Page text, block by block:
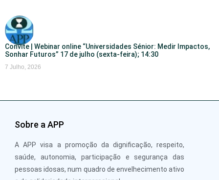
Convite | Webinar online “Universidades Sénior: Medir Impactos,
Sonhar Futuros” 17 de julho (sexta-feira); 14:30
7 Julho, 2026
Sobre a APP
A APP visa a promoção da dignificação, respeito,
saúde, autonomia, participação e segurança das
pessoas idosas, num quadro de envelhecimento ativo